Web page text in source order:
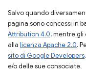
Salvo quando
pagina sono concessi in
Attribution 4.0, mentre gli
alla licenza Apache 2.0.
sito di Google Developers
e/o delle sue consociate.